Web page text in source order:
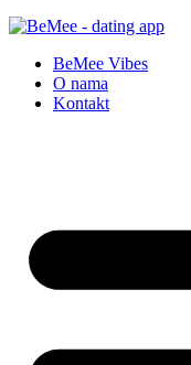
BeMee Vibes
O nama
Kontakt